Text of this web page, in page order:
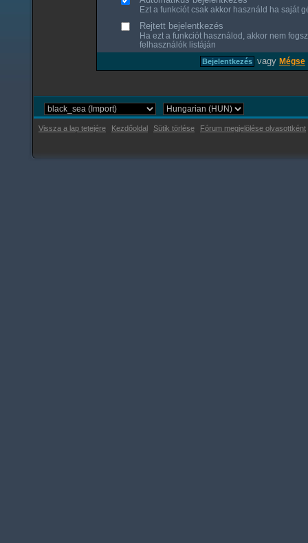
Ezt a funkciót csak akkor használd ha saját
Rejtett bejelentkezés
Ha ezt a funkciót használod, akkor nem
felhasználók listáján
vagy Mégse
Vissza a lap tetejére Kezdőoldal Sütik törlése Fórum megjelölése olvasottként